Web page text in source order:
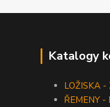
Katalogy
LOŽISKA -
ŘEMENY -